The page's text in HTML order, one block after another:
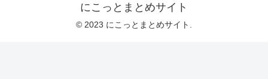
にこっとまとめサイト
© 2023 にこっとまとめサイト.